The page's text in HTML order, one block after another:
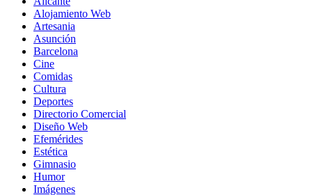
Alojamiento Web
Artesania
Asunción
Barcelona
Cine
Comidas
Cultura
Deportes
Directorio Comercial
Diseño Web
Efemérides
Estética
Gimnasio
Humor
Imágenes